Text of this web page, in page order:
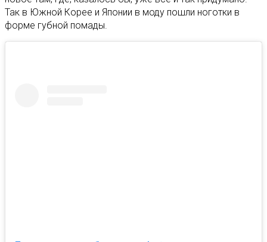
Так в Южной Корее и Японии в моду пошли ноготки в
форме губной помады.